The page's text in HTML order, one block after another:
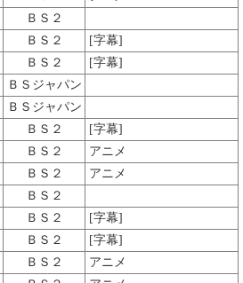
ＢＳ２
ＢＳ２
[字幕]
ＢＳ２
[字幕]
ＢＳジャパン
ＢＳジャパン
ＢＳ２
[字幕]
ＢＳ２
アニメ
ＢＳ２
アニメ
ＢＳ２
ＢＳ２
[字幕]
ＢＳ２
[字幕]
ＢＳ２
アニメ